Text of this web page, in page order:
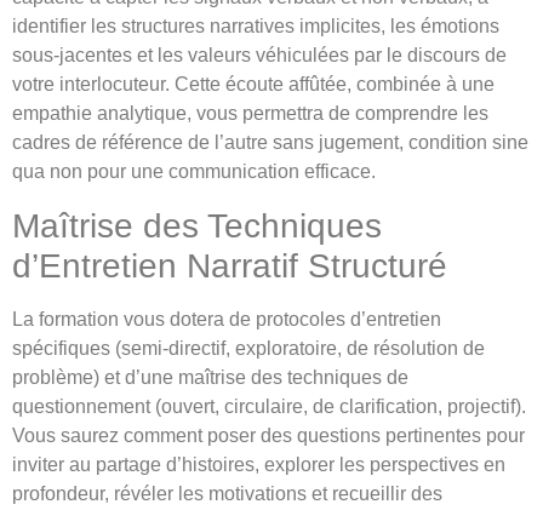
identifier les structures narratives implicites, les émotions
sous-jacentes et les valeurs véhiculées par le discours de
votre interlocuteur. Cette écoute affûtée, combinée à une
empathie analytique, vous permettra de comprendre les
cadres de référence de l’autre sans jugement, condition sine
qua non pour une communication efficace.
Maîtrise des Techniques
d’Entretien Narratif Structuré
La formation vous dotera de protocoles d’entretien
spécifiques (semi-directif, exploratoire, de résolution de
problème) et d’une maîtrise des techniques de
questionnement (ouvert, circulaire, de clarification, projectif).
Vous saurez comment poser des questions pertinentes pour
inviter au partage d’histoires, explorer les perspectives en
profondeur, révéler les motivations et recueillir des